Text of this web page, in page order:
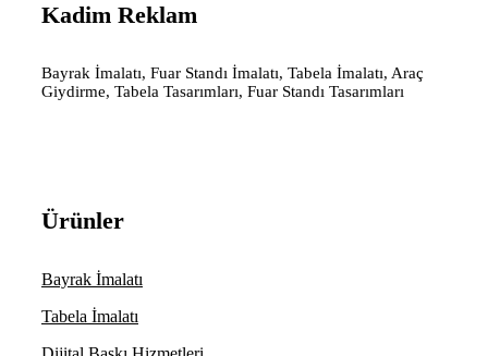
Kadim Reklam
Bayrak İmalatı, Fuar Standı İmalatı, Tabela İmalatı, Araç
Giydirme, Tabela Tasarımları, Fuar Standı Tasarımları
Ürünler
Bayrak İmalatı
Tabela İmalatı